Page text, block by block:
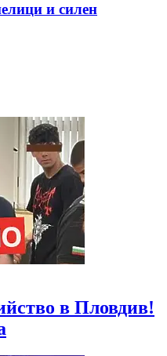
и силен
в Пловдив!